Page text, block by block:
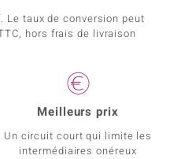
taux de conversion peut
hors frais de livraison
Meilleurs prix
Un circuit court qui limite les
intermédiaires onéreux